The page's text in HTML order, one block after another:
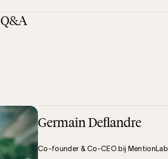
Q&A
Germain Deflandre
Co-founder & Co-CEO bij MentionLab